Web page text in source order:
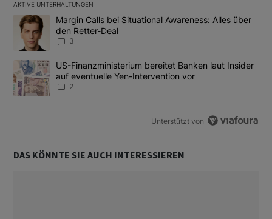
AKTIVE UNTERHALTUNGEN
Das Folgende ist eine Liste der am meisten kommentierten
Ein Trendartikel mit dem Titel "Margin Calls bei Situational
Margin Calls bei Situational Awareness: Alles über
den Retter-Deal
3
Ein Trendartikel mit dem Titel "US-Finanzministerium bereitet
US-Finanzministerium bereitet Banken laut Insider
auf eventuelle Yen-Intervention vor
2
Unterstützt von
DAS KÖNNTE SIE AUCH INTERESSIEREN